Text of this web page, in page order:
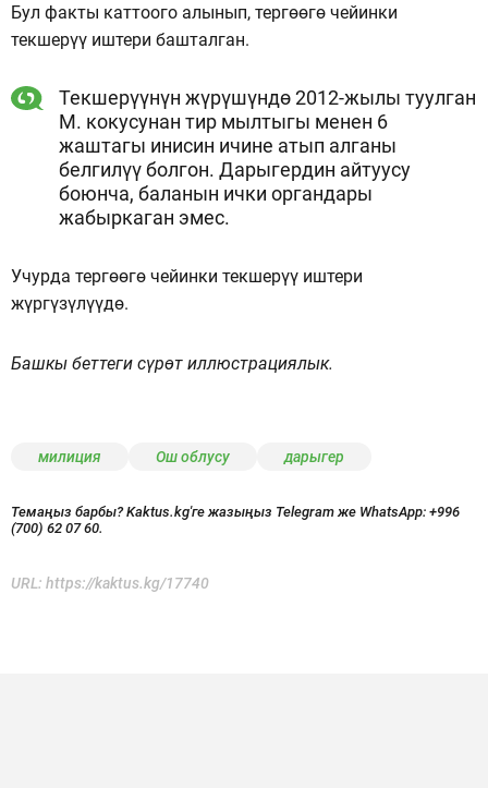
Бул факты каттоого алынып, тергөөгө чейинки
текшерүү иштери башталган.
Текшерүүнүн жүрүшүндө 2012-жылы туулган
М. кокусунан тир мылтыгы менен 6
жаштагы инисин ичине атып алганы
белгилүү болгон. Дарыгердин айтуусу
боюнча, баланын ички органдары
жабыркаган эмес.
Учурда тергөөгө чейинки текшерүү иштери
жүргүзүлүүдө.
Башкы беттеги сүрөт иллюстрациялык.
милиция Ош облусу дарыгер
Темаңыз барбы? Kaktus.kg'ге жазыңыз Telegram же WhatsApp: +996
(700) 62 07 60.
URL: https://kaktus.kg/17740